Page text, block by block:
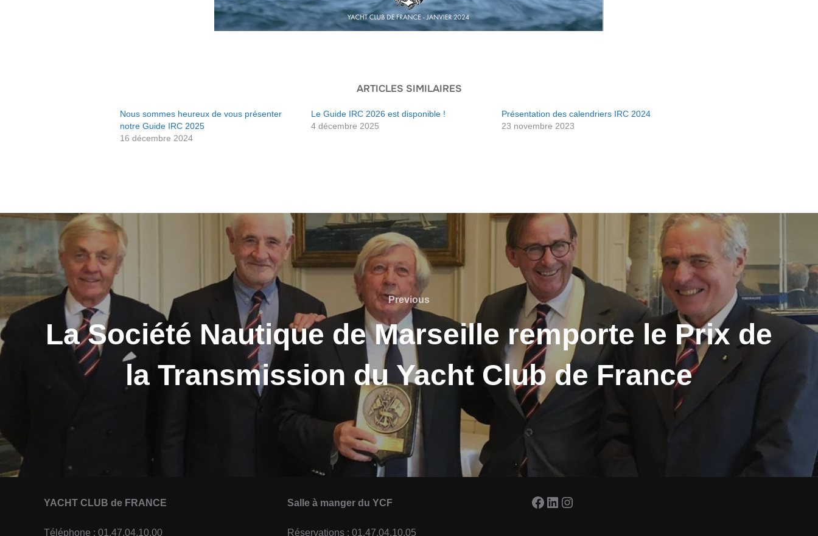
ARTICLES SIMILAIRES
Nous sommes heureux de vous présenter
notre Guide IRC 2025
16 décembre 2024
Le Guide IRC 2026 est disponible !
4 décembre 2025
Présentation des calendriers IRC 2024
23 novembre 2023
Navigation
l’article
Previous
Previous
La Société Nautique de Marseille remporte le Prix de
la Transmission du Yacht Club de France
YACHT CLUB de FRANCE
Téléphone : 01.47.04.10.00
Salle à manger du YCF
Réservations : 01.47.04.10.05
Facebook
LinkedIn
Instagram